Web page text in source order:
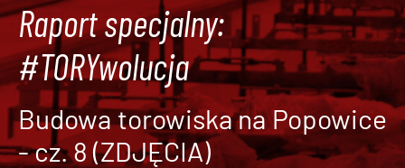
Raport specjalny:
#TORYwolucja
Budowa torowiska na Popowice
- cz. 8 (ZDJĘCIA)